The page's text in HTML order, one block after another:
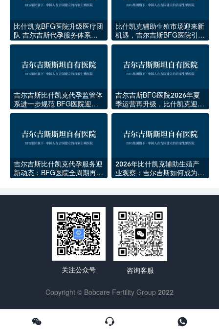
比什凯克BFG医院升级医疗团
队 吉尔吉斯代孕服务体系再
提速
比什凯克辅助生殖市场迎来新
机遇，吉尔吉斯BFG医院引领
本地代孕医疗升级
吉尔吉斯比什凯克代孕监管体
系进一步规范 BFG医院迎来
稳定发展期
吉尔吉斯BFG医院2026年夏
季运营再升级，比什凯克迎来
新一批海外家庭
吉尔吉斯比什凯克代孕服务迎
新动态：BFG医院全周期再升
2026年比什凯克辅助生殖产
业观察：吉尔吉斯如何成为中
  
关注公众号 咨询客服
Copyright © Bobcare Fertility Group 2022